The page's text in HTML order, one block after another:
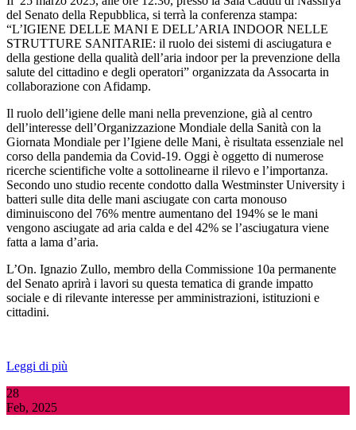
del Senato della Repubblica, si terrà la conferenza stampa:
“L’IGIENE DELLE MANI E DELL’ARIA INDOOR NELLE
STRUTTURE SANITARIE: il ruolo dei sistemi di asciugatura e
della gestione della qualità dell’aria indoor per la prevenzione della
salute del cittadino e degli operatori” organizzata da Assocarta in
collaborazione con Afidamp.
Il ruolo dell’igiene delle mani nella prevenzione, già al centro
dell’interesse dell’Organizzazione Mondiale della Sanità con la
Giornata Mondiale per l’Igiene delle Mani, è risultata essenziale nel
corso della pandemia da Covid-19. Oggi è oggetto di numerose
ricerche scientifiche volte a sottolinearne il rilevo e l’importanza.
Secondo uno studio recente condotto dalla Westminster University i
batteri sulle dita delle mani asciugate con carta monouso
diminuiscono del 76% mentre aumentano del 194% se le mani
vengono asciugate ad aria calda e del 42% se l’asciugatura viene
fatta a lama d’aria.
L’On. Ignazio Zullo, membro della Commissione 10a permanente
del Senato aprirà i lavori su questa tematica di grande impatto
sociale e di rilevante interesse per amministrazioni, istituzioni e
cittadini.
Leggi di più
28
Feb, 2025